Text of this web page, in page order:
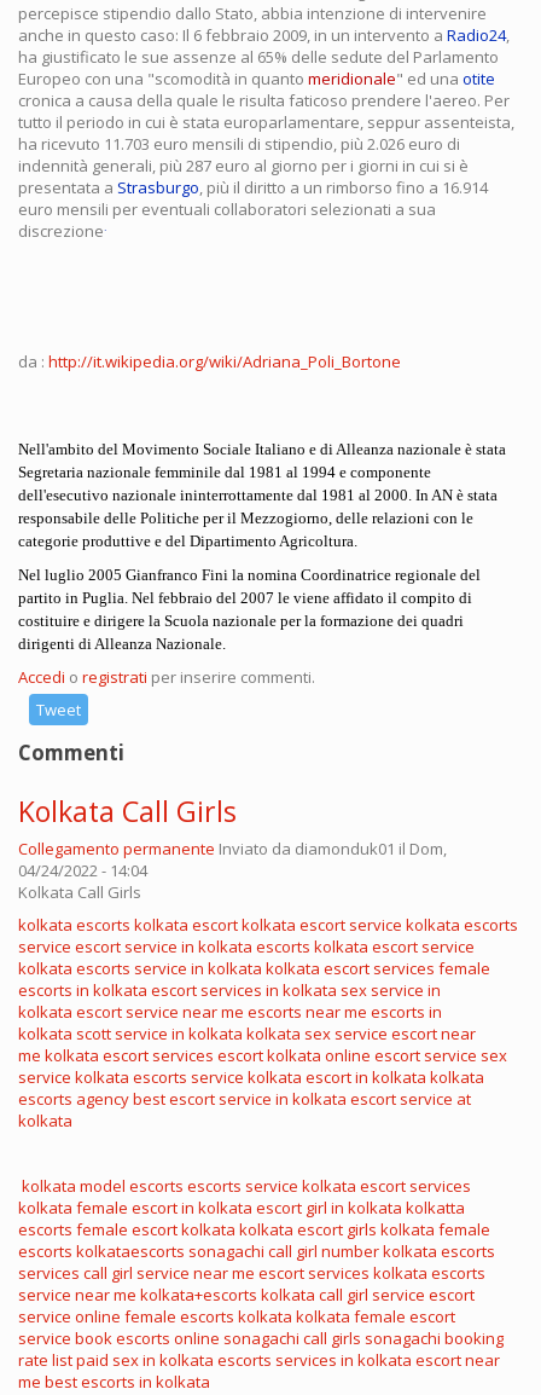
percepisce stipendio dallo Stato, abbia intenzione di intervenire
anche in questo caso: Il 6 febbraio 2009, in un intervento a Radio24,
ha giustificato le sue assenze al 65% delle sedute del Parlamento
Europeo con una "scomodità in quanto meridionale" ed una otite
cronica a causa della quale le risulta faticoso prendere l'aereo. Per
tutto il periodo in cui è stata europarlamentare, seppur assenteista,
ha ricevuto 11.703 euro mensili di stipendio, più 2.026 euro di
indennità generali, più 287 euro al giorno per i giorni in cui si è
presentata a Strasburgo, più il diritto a un rimborso fino a 16.914
euro mensili per eventuali collaboratori selezionati a sua
discrezione.
da : http://it.wikipedia.org/wiki/Adriana_Poli_Bortone
Nell'ambito del Movimento Sociale Italiano e diAlleanza nazionale è stata
Segretaria nazionale femminile dal 1981 al 1994 e componente
dell'esecutivo nazionale ininterrottamente dal 1981 al 2000. In AN è stata
responsabile delle Politiche per il Mezzogiorno, delle relazioni con le
categorie produttive e del Dipartimento Agricoltura.
Nel luglio 2005 Gianfranco Fini la nomina Coordinatrice regionale del
partito in Puglia. Nel febbraio del 2007 le viene affidato il compito di
costituire e dirigere la Scuola nazionale per la formazione dei quadri
dirigenti diAlleanza Nazionale.
Accedi o registrati per inserire commenti.
Tweet
Commenti
Kolkata Call Girls
Collegamento permanente Inviato da diamonduk01 il Dom,
04/24/2022 - 14:04
Kolkata Call Girls
kolkata escorts kolkata escortkolkata escort service kolkata escorts
service escort service in kolkata escorts kolkata escort service
kolkata escorts service in kolkata kolkata escort services female
escorts in kolkata escort services in kolkata sex service in
kolkata escort service near me escorts near me escorts in
kolkata scott service in kolkata kolkata sex service escort near
me kolkata escort services escort kolkata online escort service sex
service kolkata escorts service kolkata escort in kolkata kolkata
escorts agencybest escort service in kolkata escort service at
kolkata
kolkata model escorts escorts service kolkata escort services
kolkata female escort in kolkata escort girl in kolkata kolkatta
escorts female escort kolkata kolkata escort girls kolkata female
escorts kolkataescorts sonagachi call girl numberkolkata escorts
services call girl service near me escort services kolkata escorts
service near me kolkata+escorts kolkata call girl service escort
service online female escorts kolkata kolkata female escort
service book escorts online sonagachi call girls sonagachi booking
rate listpaid sex in kolkata escorts services in kolkata escort near
me best escorts in kolkata